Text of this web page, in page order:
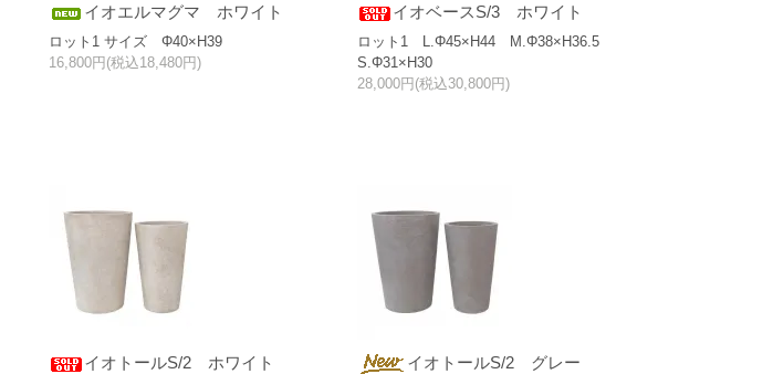
イオエルマグマ ホワイト
ロット1 サイズ Φ40×H39
16,800円(税込18,480円)
イオベースS/3 ホワイト
ロット1 L.Φ45×H44 M.Φ38×H36.5
S.Φ31×H30
28,000円(税込30,800円)
イオトールS/2 ホワイト イオトールS/2 グレー